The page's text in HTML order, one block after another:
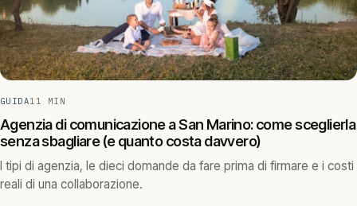
GUIDA11 MIN
Agenzia di comunicazione a San Marino: come sceglierla
senza sbagliare (e quanto costa davvero)
I tipi di agenzia, le dieci domande da fare prima di firmare e i costi
reali di una collaborazione.